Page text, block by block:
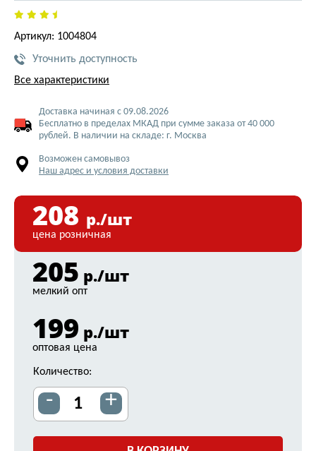
Артикул: 1004804
Уточнить доступность
Все характеристики
Доставка начиная с 09.08.2026
Бесплатно в пределах МКАД при сумме заказа от 40 000
рублей. В наличии на складе: г. Москва
Возможен самовывоз
Наш адрес и условия доставки
208 р./шт
цена розничная
205 р./шт
мелкий опт
199 р./шт
оптовая цена
Количество:
- +